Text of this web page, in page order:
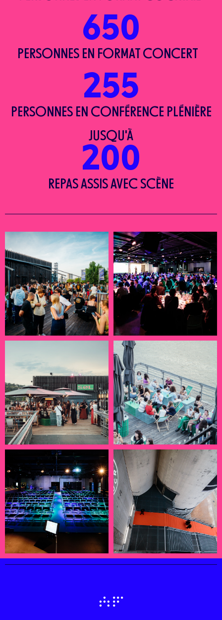
650
PERSONNES EN FORMAT CONCERT
255
PERSONNES EN CONFÉRENCE PLÉNIÈRE
JUSQU'À
200
REPAS ASSIS AVEC SCÈNE